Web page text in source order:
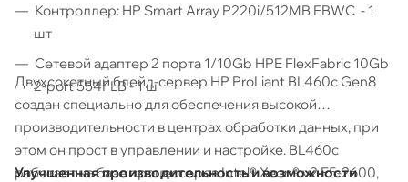
Контроллер: HP Smart Array P220i/512MB FBWC - 1
шт
Сетевой адаптер 2 порта 1/10Gb HPE FlexFabric 10Gb
2-port 554FLB - 1 ш
Двухсокетный блейд-сервер HP ProLiant BL460c Gen8
создан специально для обеспечения высокой
производительности в центрах обработки данных, при
этом он прост в управлении и настройке. BL460c
работает на базе процессоров Intel® Xeon® v2 E5-2600,
Улучшенная производительность и возможности